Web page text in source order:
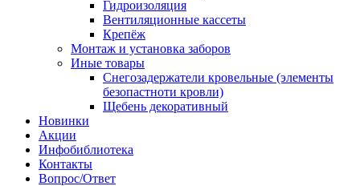
Гидроизоляция
Вентиляционные кассеты
Крепёж
Монтаж и установка заборов
Иные товары
Снегозадержатели кровельные (элементы
безопастноти кровли)
Щебень декоративный
Новинки
Акции
Инфобиблиотека
Контакты
Вопрос/Ответ